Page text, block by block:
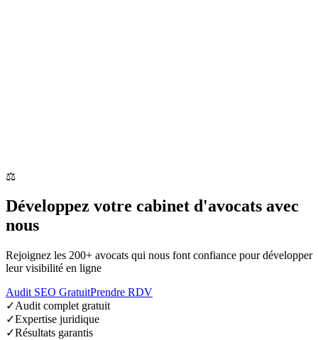
⚖️
Développez votre cabinet d'avocats avec
nous
Rejoignez les 200+ avocats qui nous font confiance pour développer
leur visibilité en ligne
Audit SEO GratuitPrendre RDV
✓Audit complet gratuit
✓Expertise juridique
✓Résultats garantis